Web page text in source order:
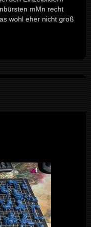
mMn recht
wohl eher nicht groß